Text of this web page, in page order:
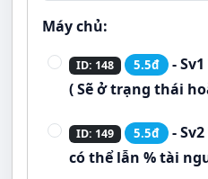
Máy chủ:
ID: 148 5.5đ
-
( Sẽ ở trạng thái
ID: 149 5.5đ
-
có thể lẫn % tài